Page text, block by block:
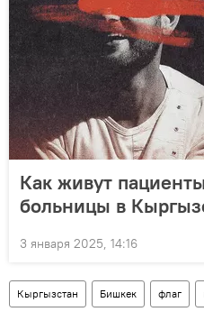
Как живут
больницы в
3 января 2025, 14:16
Кыргызстан Бишкек флаг